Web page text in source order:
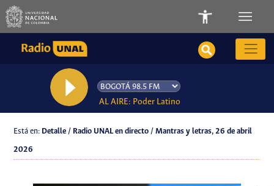
AL AIRE: Poder Latino
Está en: Detalle / Radio UNAL en directo / Mantras y letras, 26 de abril
2026